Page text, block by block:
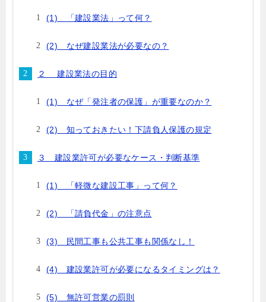
(1) 「建設業法」って何？
(2) なぜ建設業法が必要なの？
２ 建設業法の目的
(1) なぜ「発注者の保護」が重要なのか？
(2) 知っておきたい！下請負人保護の規定
３ 建設業許可が必要なケース・判断基準
(1) 「軽微な建設工事」って何？
(2) 「請負代金」の注意点
(3) 民間工事も公共工事も関係なし！
(4) 建設業許可が必要になるタイミングは？
(5) 無許可営業の罰則